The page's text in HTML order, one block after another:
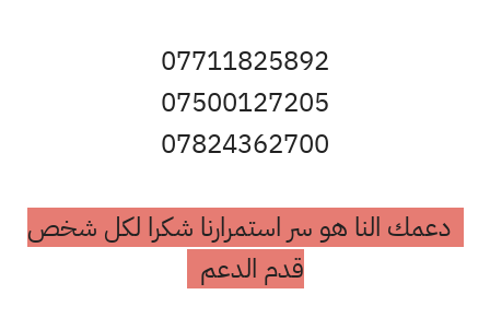
07711825892
07500127205
07824362700
دعمك النا هو سر استمرارنا شكرا لكل شخص
قدم الدعم